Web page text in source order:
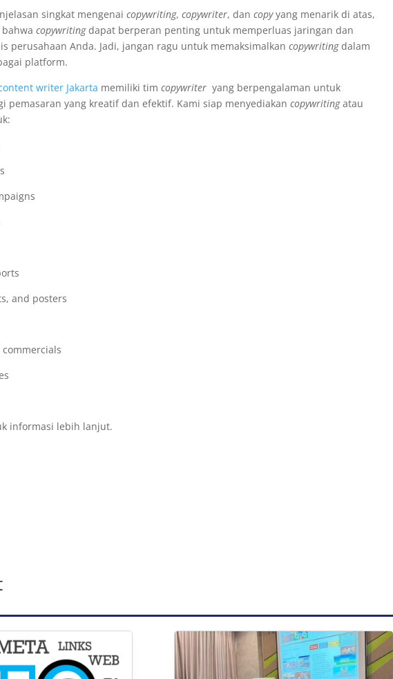
singkat mengenaicopywriting,copywriter, dancopyyang menarik di atas,
bahwacopywritingdapat berperan penting untuk memperluas jaringan dan
perusahaan Anda. Jadi, jangan ragu untuk memaksimalkancopywritingdalam
platform.
writer Jakarta memiliki timcopywriter yang berpengalaman untuk
pemasaran yang kreatif dan efektif. Kami siap menyediakancopywritingatau
and posters
informasi lebih lanjut.